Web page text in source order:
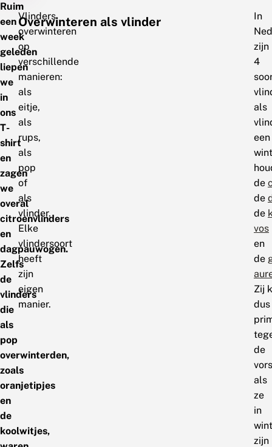
Ruim
een
week
geleden
liepen
we
in
ons
T-
shirt
en
zagen
we
overal
citroenvlinders
en
dagpauwogen.
Zelfs
de
vlinders
die
als
pop
overwinterden,
zoals
oranjetipjes
en
de
koolwitjes,
Vlinders
overwinteren
op
verschillende
manieren:
als
eitje,
als
rups,
als
pop
of
als
vlinder.
Elke
vlindersoort
heeft
zijn
eigen
manier.
Overwinteren als vlinder
In
zijn
4
als
een
de
de
de
vos
en
de
Zij
dus
de
als
ze
in
zijn